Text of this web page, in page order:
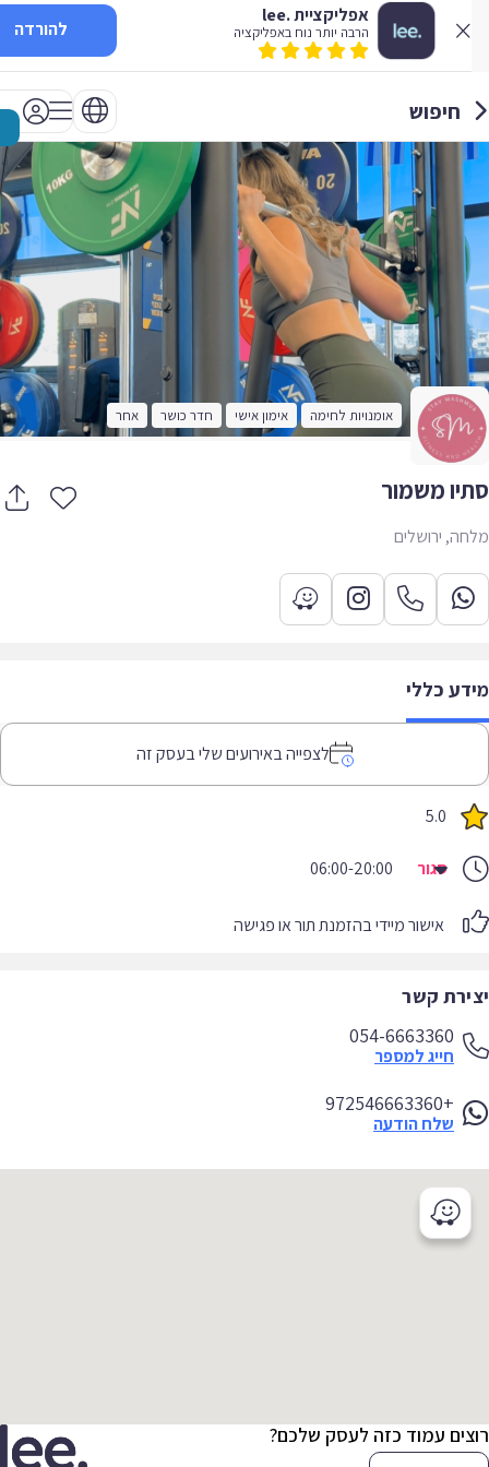
אפליקציית .lee
הרבה יותר נוח באפליקציה להורדה
חיפוש
אומנויות לחימה אימון אישי חדר כושר אחר
משמור
ירושלים
כללי
לצפייה באירועים שלי בעסק זה
5.0
סגור 06:00-20:00
אישור מיידי בהזמנת תור או פגישה
קשר
054-6663360
חייג למספר
+972546663360
שלח הודעה
עמוד כזה לעסק שלכם?